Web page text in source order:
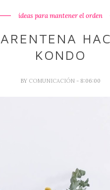
ideas para mantener el orden
KONDO
BY COMUNICACIÓN - 8:06:00